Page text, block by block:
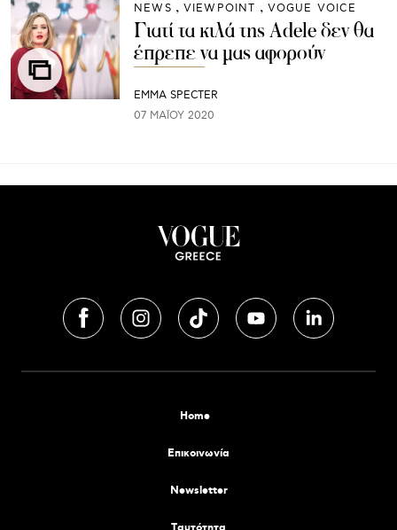
NEWS VIEWPOINT VOGUE VOICE
Γιατί τα κιλά της Adele δεν θα
έπρεπε να μας αφορούν
EMMA SPECTER
07 ΜΑΪ́ΟΥ 2020
Home
Επικοινωνία
Newsletter